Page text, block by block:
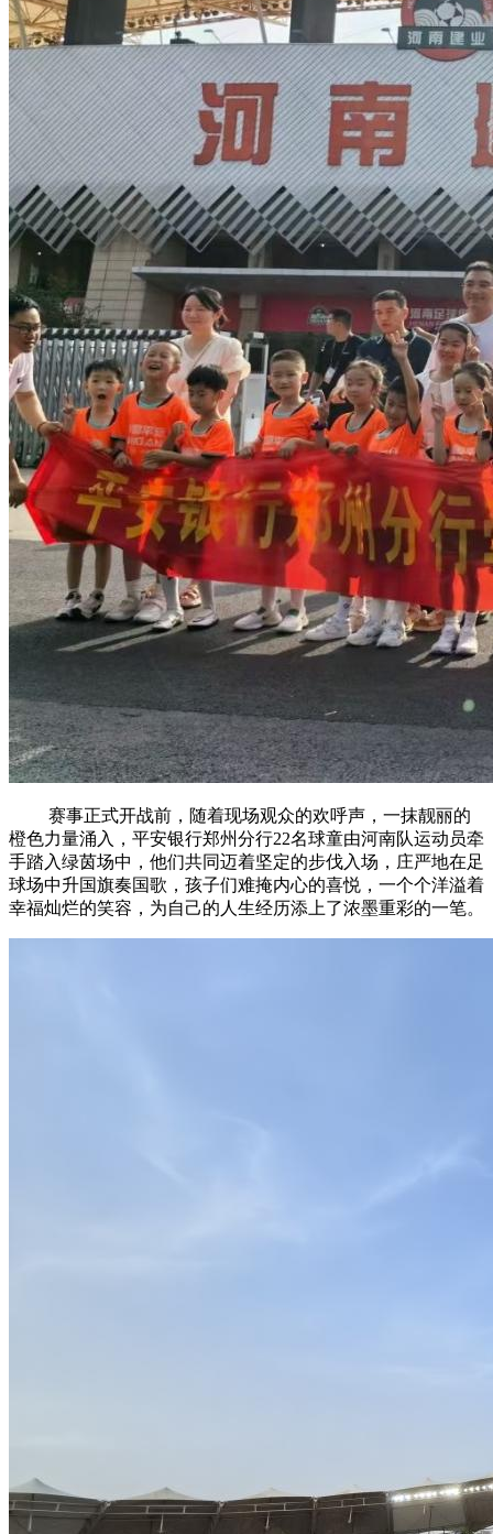
赛事正式开战前，随着现场观众的欢呼声，一抹靓丽的
橙色力量涌入，平安银行郑州分行22名球童由河南队运动员牵
手踏入绿茵场中，他们共同迈着坚定的步伐入场，庄严地在足
球场中升国旗奏国歌，孩子们难掩内心的喜悦，一个个洋溢着
幸福灿烂的笑容，为自己的人生经历添上了浓墨重彩的一笔。